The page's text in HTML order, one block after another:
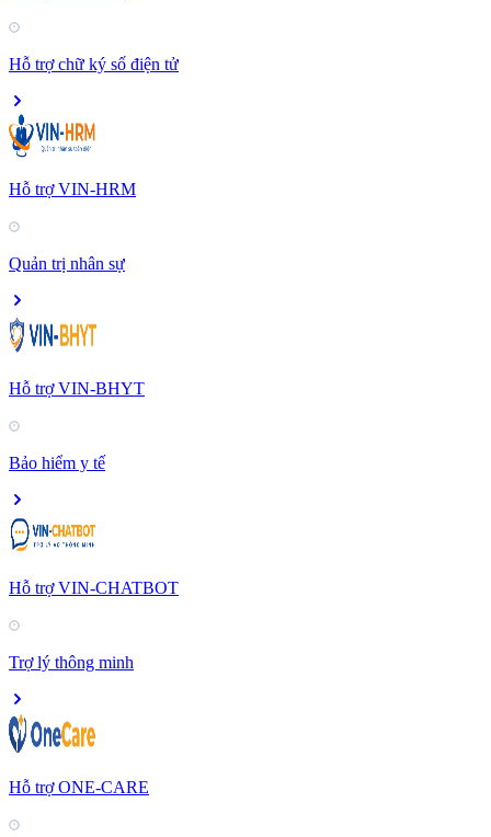
Hỗ trợ chữ ký số điện tử
Hỗ trợ VIN-HRM
Quản trị nhân sự
Hỗ trợ VIN-BHYT
Bảo hiểm y tế
Hỗ trợ VIN-CHATBOT
Trợ lý thông minh
Hỗ trợ ONE-CARE